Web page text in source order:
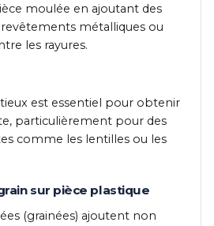
moulée en ajoutant des
revêtements métalliques ou
les rayures.
est essentiel pour obtenir
particulièrement pour des
comme les lentilles ou les
sur pièce plastique
(grainées) ajoutent non